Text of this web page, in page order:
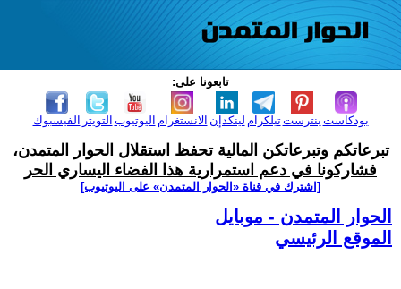
تابعونا على:
الفيسبوك التويتر اليوتيوب الانستغرام لينكدإن تيلكرامبنترست بودكاست
تبرعاتكم وتبرعاتكن المالية تحفظ استقلال الحوار المتمدن،
فشاركونا في دعم استمرارية هذا الفضاء اليساري الحر
[اشترك في قناة ‫«الحوار المتمدن» على اليوتيوب]
الحوار المتمدن - موبايل
الموقع الرئيسي